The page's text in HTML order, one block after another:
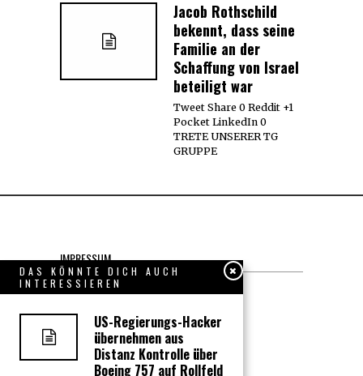
Jacob Rothschild
bekennt, dass seine
Familie an der
Schaffung von Israel
beteiligt war
Tweet Share 0 Reddit +1
Pocket LinkedIn 0
TRETE UNSERER TG
GRUPPE
IMPRESSUM
Datenschutzerklärung
KONTAKT
DAS KÖNNTE DICH AUCH
INTERESSIEREN
US-Regierungs-Hacker
übernehmen aus
Distanz Kontrolle über
Boeing 757 auf Rollfeld